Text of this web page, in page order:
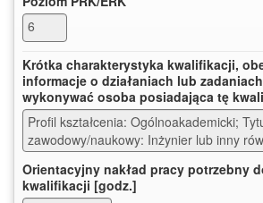
6
Krótka charakterystyka kwalifikacji,
informacje o działaniach lub
wykonywać osoba posiadająca tę
Profil kształcenia: Ogólnoakademicki;
zawodowy/naukowy: Inżynier lub inny
Orientacyjny nakład pracy potrzebny
kwalifikacji [godz.]